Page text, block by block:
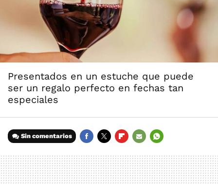
Presentados en un estuche que puede
ser un regalo perfecto en fechas tan
especiales
Sin comentarios
MAIL